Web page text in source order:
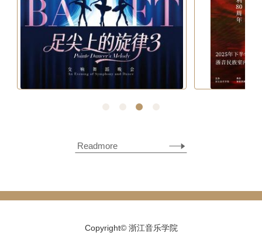
3
Readmore
Copyright© 浙江音乐学院